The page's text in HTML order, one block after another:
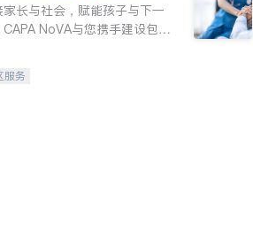
家长与社会，赋能孩子与下一
NoVA与您携手建设包
服务